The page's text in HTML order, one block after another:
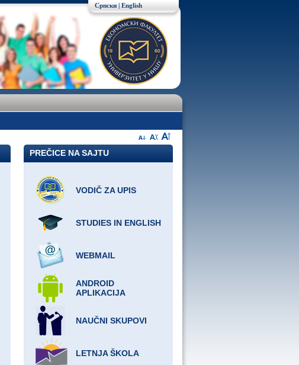
Српски | English
PREČICE NA SAJTU
VODIČ ZA UPIS
STUDIES IN ENGLISH
WEBMAIL
ANDROID
APLIKACIJA
NAUČNI SKUPOVI
LETNJA ŠKOLA